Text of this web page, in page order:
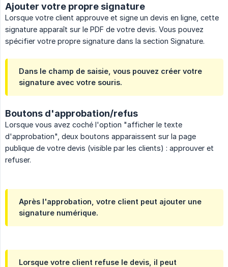
Ajouter votre propre signature
Lorsque votre client approuve et signe un devis en ligne, cette
signature apparaît sur le PDF de votre devis. Vous pouvez
spécifier votre propre signature dans la section Signature.
Dans le champ de saisie, vous pouvez créer votre
signature avec votre souris.
Boutons d'approbation/refus
Lorsque vous avez coché l'option "afficher le texte
d'approbation", deux boutons apparaissent sur la page
publique de votre devis (visible par les clients) : approuver et
refuser.
Après l'approbation, votre client peut ajouter une
signature numérique.
Lorsque votre client refuse le devis, il peut